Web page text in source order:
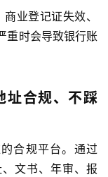
业登记证失效、
重时会导致银行账
址合规、不踩
合规平台。通过
文书、年审、报